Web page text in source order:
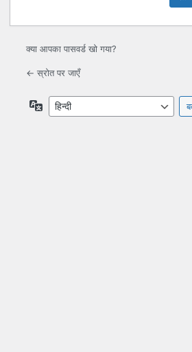
क्या आपका पासवर्ड खो गया?
← स्रोत पर जाएँ
भाषा